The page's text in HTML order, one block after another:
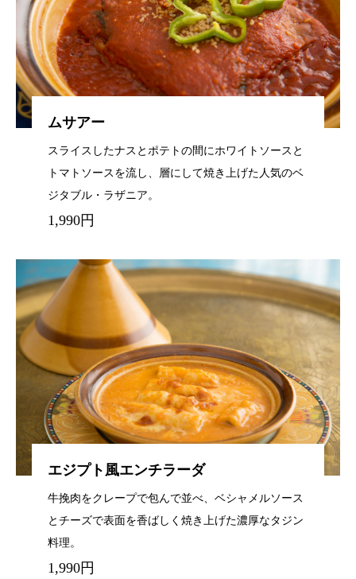
ムサアー
スライスしたナスとポテトの間にホワイトソースと
トマトソースを流し、層にして焼き上げた人気のベ
ジタブル・ラザニア。
1,990円
エジプト風エンチラーダ
牛挽肉をクレープで包んで並べ、ベシャメルソース
とチーズで表面を香ばしく焼き上げた濃厚なタジン
料理。
1,990円